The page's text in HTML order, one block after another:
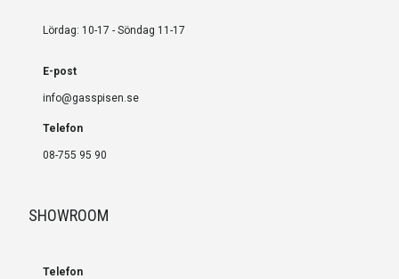
Lördag: 10-17 - Söndag 11-17
E-post
info@gasspisen.se
Telefon
08-755 95 90
SHOWROOM
Telefon